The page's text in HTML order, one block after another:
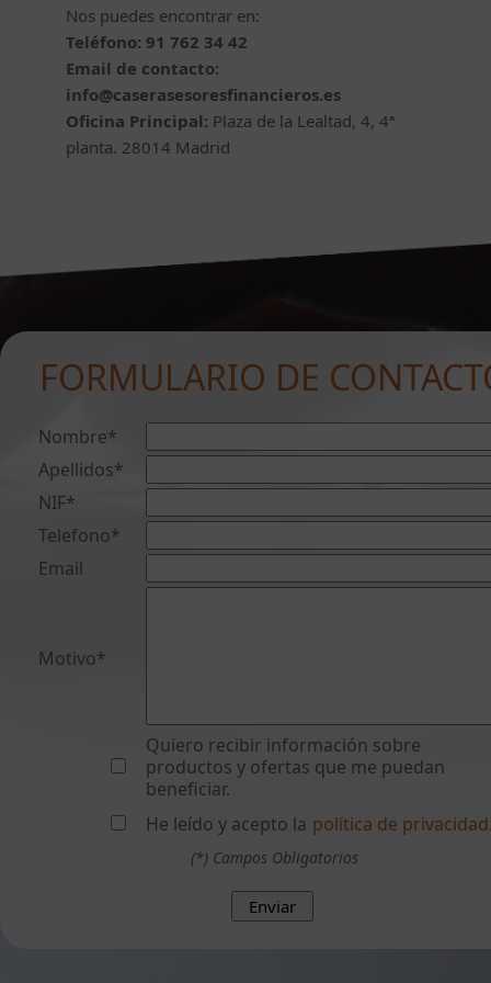
Nos puedes encontrar en:
Teléfono: 91 762 34 42
Email de contacto:
info@caserasesoresfinancieros.es
Oficina Principal: Plaza de la Lealtad, 4, 4ª
planta. 28014 Madrid
FORMULARIO DE
Nombre*
Apellidos*
NIF*
Telefono*
Email
Motivo*
Quiero recibir información sobre
productos y ofertas que me puedan
beneficiar.
He leído y acepto la política de
(*) Campos Obligatorios